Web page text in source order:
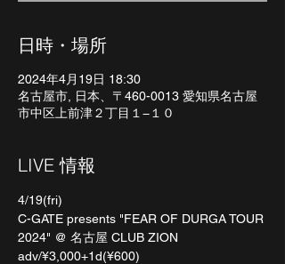
日時・場所
2024年4月19日 18:30
名古屋市, 日本、〒460-0013 愛知県名古屋
市中区上前津２丁目１−１０
LIVE 情報
4/19(fri)
C-GATE presents "FEAR OF DURGA TOUR
2024" @ 名古屋 CLUB ZION
adv/¥3,000+1d(¥600)